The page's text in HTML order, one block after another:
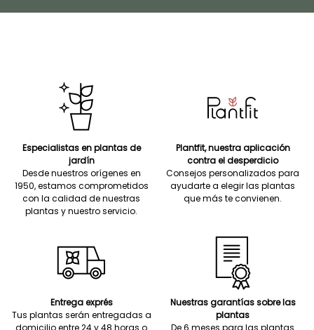
Especialistas en plantas de
jardín
Desde nuestros orígenes en
1950, estamos comprometidos
con la calidad de nuestras
plantas y nuestro servicio.
Plantfit, nuestra aplicación
contra el desperdicio
Consejos personalizados para
ayudarte a elegir las plantas
que más te convienen.
Entrega exprés
Tus plantas serán entregadas a
Nuestras garantías sobre las
plantas